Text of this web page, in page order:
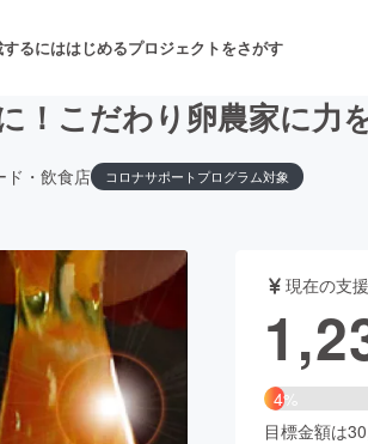
るにははじめるプロジェクトをさがす
舞台・パフォーマンス
アニメ・漫画
！こだわり卵農家に力
ド・飲食店 コロナサポートプログラム対象
現在の支
4%
目標金額は